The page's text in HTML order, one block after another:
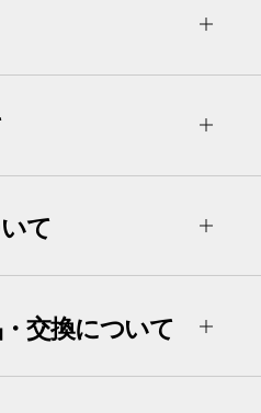
て
交換について